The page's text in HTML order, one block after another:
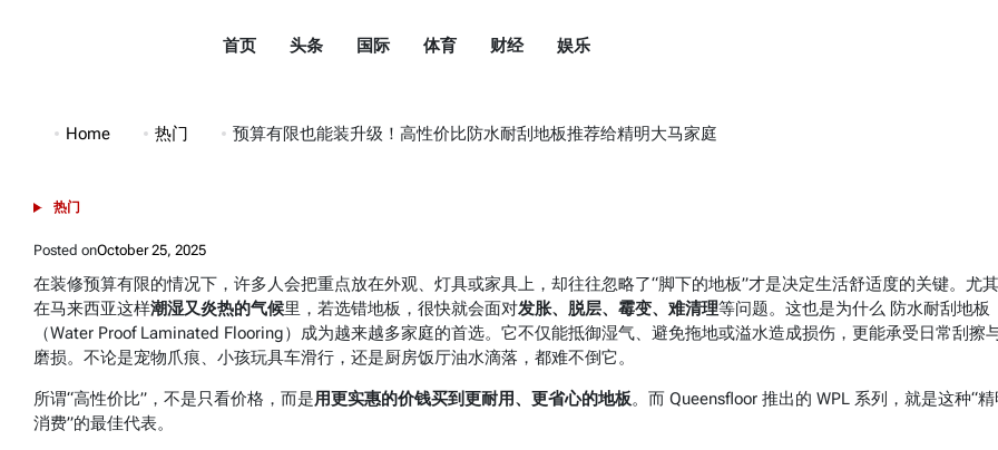
市
条
DuShiTouTiao
首页 头条 国际 体育 财经 娱乐
Home 热门 预算有限也能装升级！高性价比防水耐刮地板推荐给精明大马家庭
POSTED
热门
Posted onOctober 25, 2025
在装修预算有限的情况下，许多人会把重点放在外观、灯具或家具上，却往往忽略了“脚下的地板”才是决定生活舒适度的关键。尤
在马来西亚这样潮湿又炎热的气候里，若选错地板，很快就会面对发胀、脱层、霉变、难清理等问题。这也是为什么 防水耐刮地板
（Water Proof Laminated Flooring）成为越来越多家庭的首选。它不仅能抵御湿气、避免拖地或溢水造成损伤，更能承受日常刮擦
磨损。不论是宠物爪痕、小孩玩具车滑行，还是厨房饭厅油水滴落，都难不倒它。
所谓“高性价比”，不是只看价格，而是用更实惠的价钱买到更耐用、更省心的地板。而 Queensfloor 推出的 WPL 系列，就是这种“
消费”的最佳代表。